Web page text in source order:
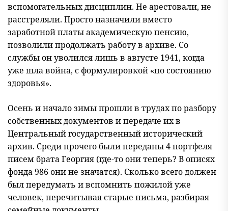
вспомогательных дисциплин. Не арестовали, не
расстреляли. Просто назначили вместо
заработной платы академическую пенсию,
позволили продолжать работу в архиве. Со
службы он уволился лишь в августе 1941, когда
уже шла война, с формулировкой «по состоянию
здоровья».
Осень и начало зимы прошли в трудах по разбору
собственных документов и передаче их в
Центральный государственный исторический
архив. Среди прочего были переданы 4 портфеля
писем брата Георгия (где-то они теперь? В описях
фонда 986 они не значатся). Сколько всего должен
был передумать и вспомнить пожилой уже
человек, перечитывая старые письма, разбирая